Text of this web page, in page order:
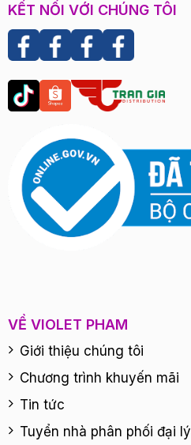
KẾT NỐI VỚI CHÚNG TÔI
VỀ VIOLET PHAM
Giới thiệu chúng tôi
Chương trình khuyến mãi
Tin tức
Tuyển nhà phân phối đại lý